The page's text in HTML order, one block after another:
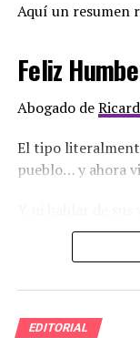
Aquí un resumen
Feliz
Abogado de
El tipo
pueblo… y ahora
cabecillas que
seguridad de
Rubén Frías
EDITORIAL